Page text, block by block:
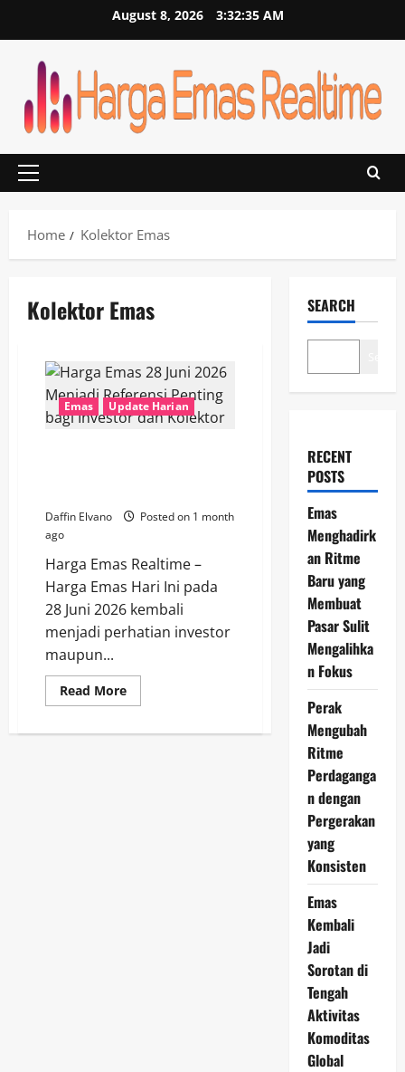
August 8, 2026 3:32:35 AM
Primary
Home
Kolektor Emas
Kolektor Emas
Emas Update Harian
Daffin Elvano
Posted on 1 month
ago
Harga Emas Realtime –
Harga Emas Hari Ini pada
28 Juni 2026 kembali
menjadi perhatian investor
maupun...
Read MoreRead
more
Emas
SEARCH
RECENT
POSTS
Emas
Menghadirk
an Ritme
Baru yang
Membuat
Pasar Sulit
Mengalihka
n Fokus
Perak
Mengubah
Ritme
Perdaganga
n dengan
Pergerakan
yang
Konsisten
Emas
Kembali
Jadi
Sorotan di
Tengah
Aktivitas
Komoditas
Global